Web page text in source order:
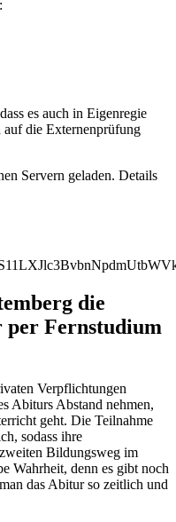
es auch in Eigenregie
auf die Externenprüfung
Servern geladen. Details
die
Fernstudium
Verpflichtungen
Abiturs Abstand nehmen,
geht. Die Teilnahme
sodass ihre
Bildungsweg im
Wahrheit, denn es gibt noch
das Abitur so zeitlich und